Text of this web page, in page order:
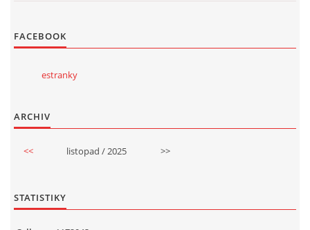
FACEBOOK
estranky
ARCHIV
<< listopad / 2025 >>
STATISTIKY